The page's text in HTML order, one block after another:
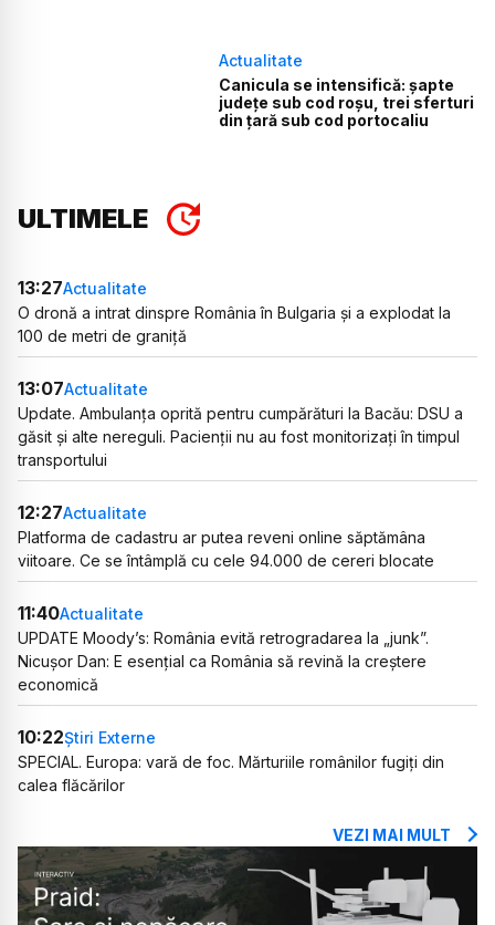
Actualitate
Canicula se intensifică: șapte
județe sub cod roșu, trei sferturi
din țară sub cod portocaliu
ULTIMELE
13:27Actualitate
O dronă a intrat dinspre România în Bulgaria și a explodat la
100 de metri de graniță
13:07Actualitate
Update. Ambulanța oprită pentru cumpărături la Bacău: DSU a
găsit și alte nereguli. Pacienții nu au fost monitorizați în timpul
transportului
12:27Actualitate
Platforma de cadastru ar putea reveni online săptămâna
viitoare. Ce se întâmplă cu cele 94.000 de cereri blocate
11:40Actualitate
UPDATE Moody’s: România evită retrogradarea la „junk”.
Nicușor Dan: E esențial ca România să revină la creștere
economică
10:22Știri Externe
SPECIAL. Europa: vară de foc. Mărturiile românilor fugiți din
calea flăcărilor
VEZI MAI MULT